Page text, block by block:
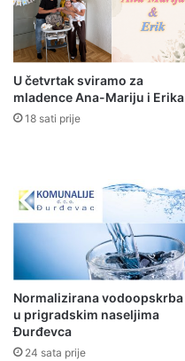
U četvrtak sviramo za
mladence Ana-Mariju i Erika
18 sati prije
Normalizirana vodoopskrba
u prigradskim naseljima
Đurđevca
24 sata prije